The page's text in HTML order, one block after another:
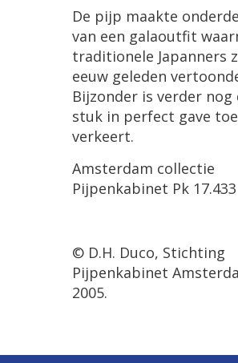
De pijp maakte
van een galaoutfit
traditionele Japanners
eeuw geleden
Bijzonder is verder
stuk in perfect gave
verkeert.
Amsterdam collectie
Pijpenkabinet Pk 17.433
© D.H. Duco, Stichting
Pijpenkabinet
2005.